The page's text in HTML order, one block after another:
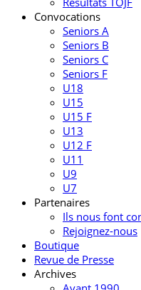
Convocations
Seniors A
Seniors B
Seniors C
Seniors F
U18
U15
U15 F
U13
U12 F
U11
U9
U7
Partenaires
Ils nous font
Rejoignez-nous
Boutique
Revue de Presse
Archives